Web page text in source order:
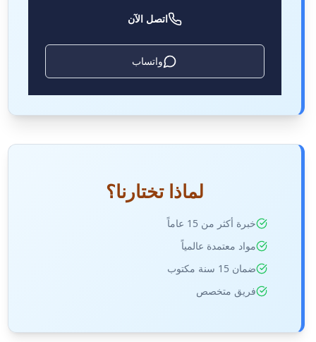
اتصل الآن
واتساب
لماذا تختارنا؟
خبرة أكثر من 15 عاماً
مواد معتمدة عالمياً
ضمان 15 سنة مكتوب
فريق متخصص